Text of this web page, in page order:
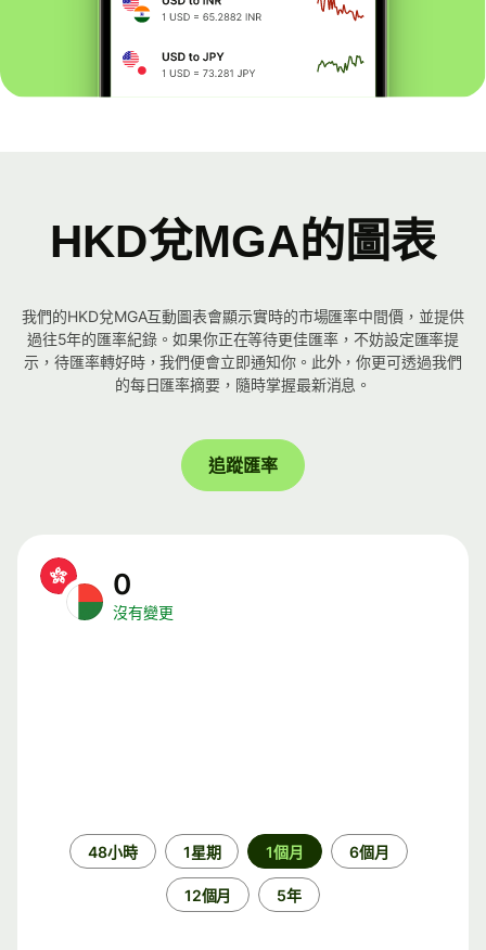
HKD兌MGA的圖表
我們的HKD兌MGA互動圖表會顯示實時的市場匯率中間價，並提供
過往5年的匯率紀錄。如果你正在等待更佳匯率，不妨設定匯率提
示，待匯率轉好時，我們便會立即通知你。此外，你更可透過我們
的每日匯率摘要，隨時掌握最新消息。
追蹤匯率
0
沒有變更
48小時 1星期 1個月 6個月
12個月 5年